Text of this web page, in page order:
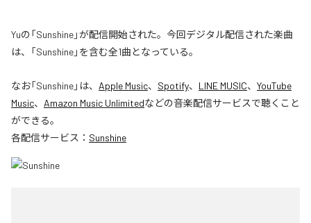
Yuの「Sunshine」が配信開始された。今回デジタル配信された楽曲
は、「Sunshine」を含む全1曲となっている。
なお「Sunshine」は、 Apple Music、 Spotify、 LINE MUSIC、 YouTube
Music、 Amazon Music Unlimitedなどの音楽配信サービスで聴くこと
ができる。
各配信サービス： Sunshine